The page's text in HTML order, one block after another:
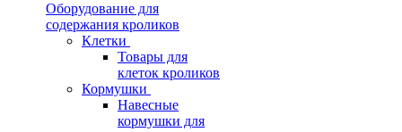
Оборудование для
содержания кроликов
Клетки
Товары для
клеток кроликов
Кормушки
Навесные
кормушки для